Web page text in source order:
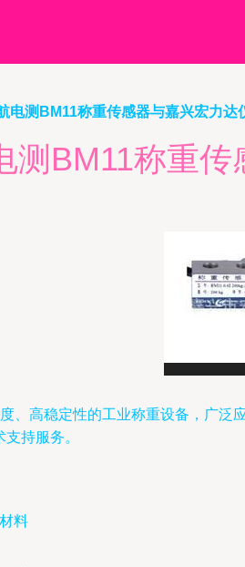
电测BM11称重传感器与嘉兴宏力达
测BM11称重
、高稳定性的工业称重设备，广
持服务。
料